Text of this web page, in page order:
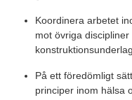
Koordinera arbetet
mot övriga
På ett föredömligt
principer inom hälsa